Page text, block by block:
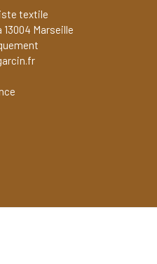
textile
13004 Marseille